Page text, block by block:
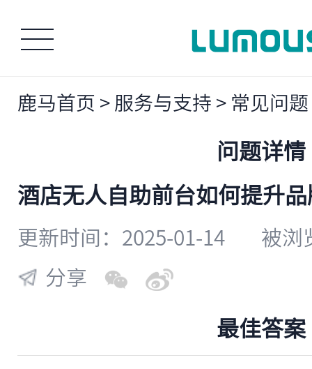
鹿马首页 > 服务与支持 > 常见问题
问题详情
酒店无人自助前台如何提升
更新时间：2025-01-14
被浏
分享
最佳答案